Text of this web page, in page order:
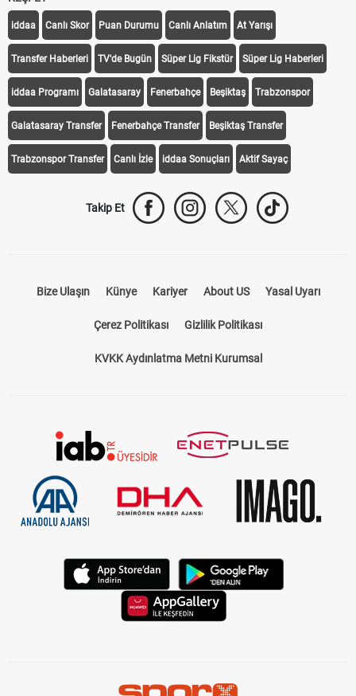
KEŞFET
iddaa Canlı Skor Puan Durumu Canlı Anlatım At Yarışı
Transfer Haberleri TV'de Bugün Süper Lig Fikstür Süper Lig Haberleri
iddaa Programı Galatasaray Fenerbahçe Beşiktaş Trabzonspor
Galatasaray Transfer Fenerbahçe Transfer Beşiktaş Transfer
Trabzonspor Transfer Canlı İzle iddaa Sonuçları Aktif Sayaç